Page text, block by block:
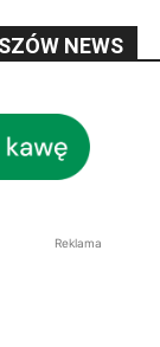
NEWS
Reklama